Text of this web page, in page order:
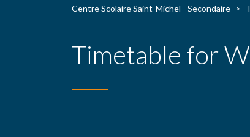
Centre Scolaire Saint-Michel - Secondaire >
Timetable for